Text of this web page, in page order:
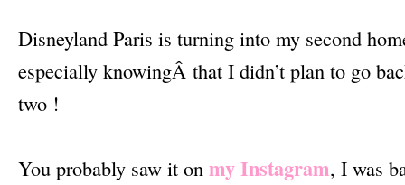
Disneyland Paris is turning into my second
especially knowingÂ that I didn’t plan to go
two !
You probably saw it on my Instagram, I was